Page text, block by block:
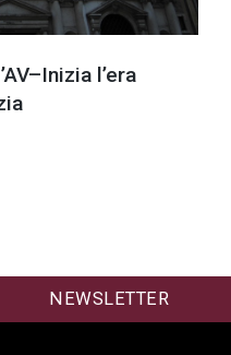
l’era
NEWSLETTER